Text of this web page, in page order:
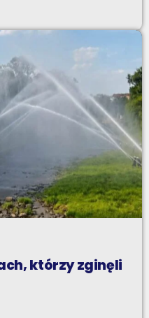
którzy zginęli